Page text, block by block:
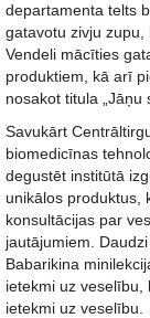
departamenta telts
gatavotu zivju
Vendeli mācīties
produktiem, kā arī
nosakot titula „Jāņu
Savukārt
biomedicīnas
degustēt institūtā
unikālos produktus,
konsultācijas par
jautājumiem.
Babarikina
ietekmi uz veselību,
ietekmi uz veselību.